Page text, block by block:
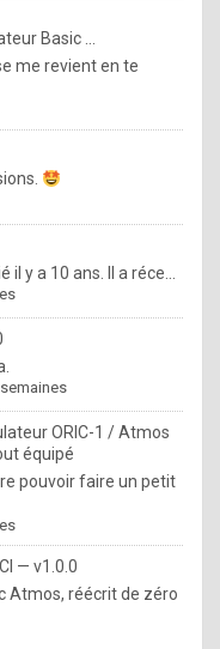
Basic ...
me revient en te
y a 10 ans. Il a réce...
ORIC-1 / Atmos
équipé
pouvoir faire un petit
— v1.0.0
Atmos, réécrit de zéro